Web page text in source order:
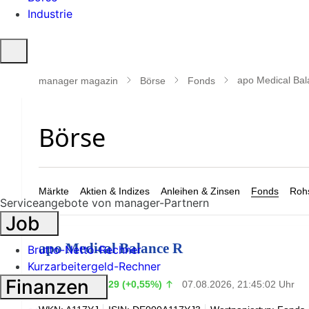
Industrie
öffnen
manager magazin Börse Fonds apo Medical
Märkte Aktien & Indizes Anleihen & Zinsen Fonds
apo Medical Balance R
52,51 € +0,29 (+0,55%) 07.08.2026, 21:45:02 Uhr
Serviceangebote von manager-Partnern
Job
Brutto-Netto-Rechner
Kurzarbeitergeld-Rechner
Finanzen